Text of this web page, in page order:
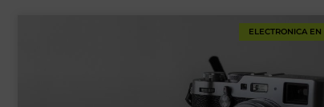
ELECTRONICA